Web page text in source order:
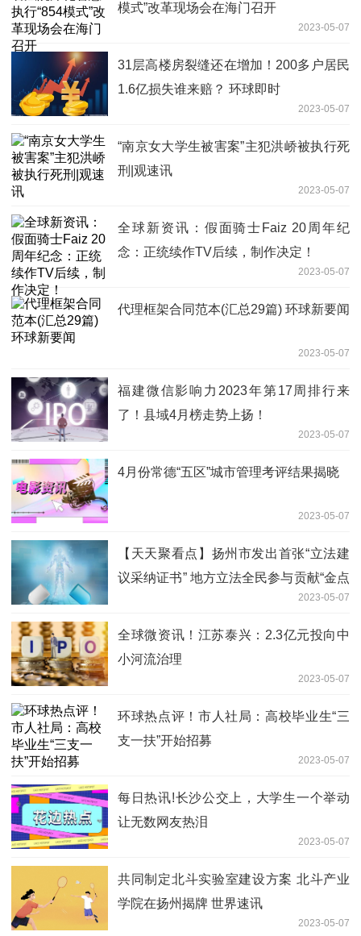
模式”改革现场会在海门召开
2023-05-07
31层高楼房裂缝还在增加！200多户居民
1.6亿损失谁来赔？ 环球即时
2023-05-07
“南京女大学生被害案”主犯洪峤被执行死
刑|观速讯
2023-05-07
全球新资讯：假面骑士Faiz 20周年纪
念：正统续作TV后续，制作决定！
2023-05-07
代理框架合同范本(汇总29篇) 环球新要闻
2023-05-07
福建微信影响力2023年第17周排行来
了！县域4月榜走势上扬！
2023-05-07
4月份常德“五区”城市管理考评结果揭晓
2023-05-07
【天天聚看点】扬州市发出首张“立法建
议采纳证书” 地方立法全民参与贡献“金点
2023-05-07
全球微资讯！江苏泰兴：2.3亿元投向中
小河流治理
2023-05-07
环球热点评！市人社局：高校毕业生“三
支一扶”开始招募
2023-05-07
每日热讯!长沙公交上，大学生一个举动
让无数网友热泪
2023-05-07
共同制定北斗实验室建设方案 北斗产业
学院在扬州揭牌 世界速讯
2023-05-07